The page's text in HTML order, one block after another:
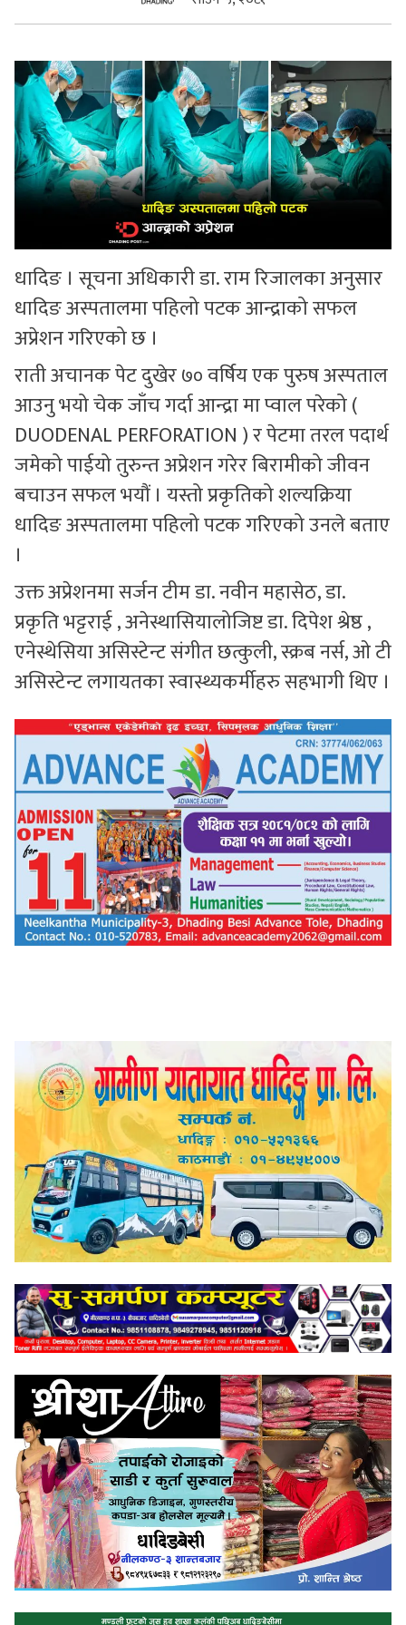
सुचनाहरु
स्वास्थ्य
भिडियो
धादिङ । सूचना अधिकारी डा. राम रिजालका अनुसार
धादिङ अस्पतालमा पहिलो पटक आन्द्राको सफल
अप्रेशन गरिएको छ ।
राती अचानक पेट दुखेर ७० वर्षिय एक पुरुष अस्पताल
आउनु भयो चेक जाँच गर्दा आन्द्रा मा प्वाल परेको (
DUODENAL PERFORATION ) र पेटमा तरल पदार्थ
जमेको पाईयो तुरुन्त अप्रेशन गरेर बिरामीको जीवन
बचाउन सफल भयौं । यस्तो प्रकृतिको शल्यक्रिया
धादिङ अस्पतालमा पहिलो पटक गरिएको उनले बताए
।
उक्त अप्रेशनमा सर्जन टीम डा. नवीन महासेठ, डा.
प्रकृति भट्टराई , अनेस्थासियालोजिष्ट डा. दिपेश श्रेष्ठ ,
एनेस्थेसिया असिस्टेन्ट संगीत छत्कुली, स्क्रब नर्स, ओ टी
असिस्टेन्ट लगायतका स्वास्थ्यकर्मीहरु सहभागी थिए ।